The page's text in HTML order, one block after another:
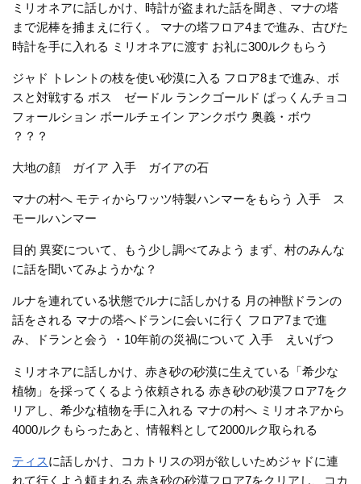
ミリオネアに話しかけ、時計が盗まれた話を聞き、マナの塔
まで泥棒を捕まえに行く。 マナの塔フロア4まで進み、古びた
時計を手に入れる ミリオネアに渡す お礼に300ルクもらう
ジャド トレントの枝を使い砂漠に入る フロア8まで進み、ボ
スと対戦する ボス ゼードル ランクゴールド ぱっくんチョコ
フォールション ボールチェイン アンクボウ 奥義・ボウ
？？？
大地の顔 ガイア 入手 ガイアの石
マナの村へ モティからワッツ特製ハンマーをもらう 入手 ス
モールハンマー
目的 異変について、もう少し調べてみよう まず、村のみんな
に話を聞いてみようかな？
ルナを連れている状態でルナに話しかける 月の神獣ドランの
話をされる マナの塔へドランに会いに行く フロア7まで進
み、ドランと会う ・10年前の災禍について 入手 えいげつ
ミリオネアに話しかけ、赤き砂の砂漠に生えている「希少な
植物」を採ってくるよう依頼される 赤き砂の砂漠フロア7をク
リアし、希少な植物を手に入れる マナの村へ ミリオネアから
4000ルクもらったあと、情報料として2000ルク取られる
ティスに話しかけ、コカトリスの羽が欲しいためジャドに連
れて行くよう頼まれる 赤き砂の砂漠フロア7をクリアし、コカ